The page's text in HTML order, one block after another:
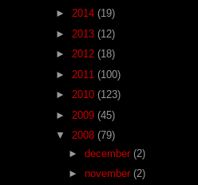
► 2014 (19)
► 2013 (12)
► 2012 (18)
► 2011 (100)
► 2010 (123)
► 2009 (45)
▼ 2008 (79)
► december (2)
► november (2)